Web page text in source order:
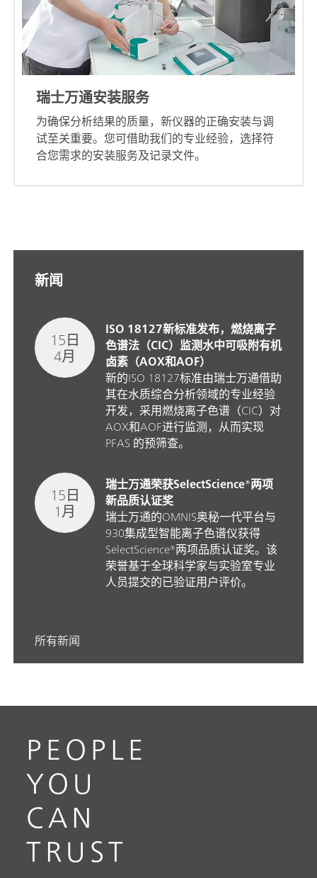
瑞士万通安装服务
为确保分析结果的质量，新仪器的正确安装与调
试至关重要。您可借助我们的专业经验，选择符
合您需求的安装服务及记录文件。
新闻
15日
4月
ISO 18127新标准发布，燃烧离子
色谱法（CIC）监测水中可吸附有机
卤素（AOX和AOF）
新的ISO 18127标准由瑞士万通借助
其在水质综合分析领域的专业经验
开发，采用燃烧离子色谱（CIC）对
AOX和AOF进行监测，从而实现
PFAS 的预筛查。
15日
1月
瑞士万通荣获SelectScience®两项
新品质认证奖
瑞士万通的OMNIS奥秘一代平台与
930集成型智能离子色谱仪获得
SelectScience®两项品质认证奖。该
荣誉基于全球科学家与实验室专业
人员提交的已验证用户评价。
所有新闻
PEOPLE
YOU
CAN
TRUST